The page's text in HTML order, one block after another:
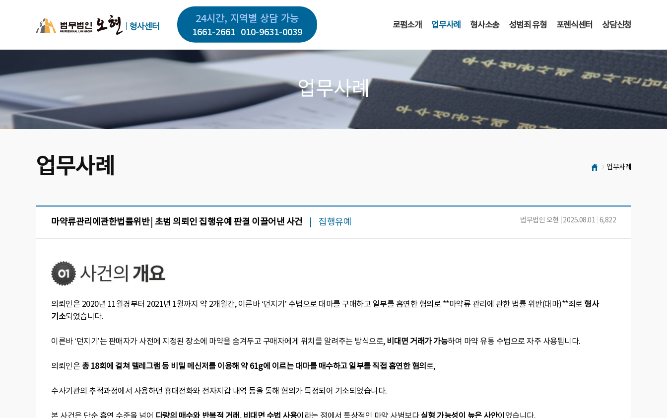
로
뛰
24시간, 지역별 상담 가능
1661-2661 010-9631-0039 로펌소개 업무사례 형사소송 성범죄 유형 포렌식센터 상담신청
업무사례
업무사례 업무사례
법무법인 오현 2025.08.01 6,822
마약류관리에관한법률위반│초범 의뢰인 집행유예 판결 이끌어낸 사건 집행유예
의뢰인은 2020년 11월경부터 2021년 1월까지 약 2개월간, 이른바 ‘던지기’ 수법으로 대마를 구매하고 일부를 흡연한 혐의로 **마약류 관리에 관한 법률 위반(대마)**죄로 형사
기소되었습니다.
이른바 ‘던지기’는 판매자가 사전에 지정된 장소에 마약을 숨겨두고 구매자에게 위치를 알려주는 방식으로, 비대면 거래가 가능하여 마약 유통 수법으로 자주 사용됩니다.
의뢰인은 총 18회에 걸쳐 텔레그램 등 비밀 메신저를 이용해 약 61g에 이르는 대마를 매수하고 일부를 직접 흡연한 혐의 로,
수사기관의 추적과정에서 사용하던 휴대전화와 전자지갑 내역 등을 통해 혐의가 특정되어 기소되었습니다.
본 사건은 단순 흡연 수준을 넘어 다량의 매수와 반복적 거래, 비대면 수법 사용이라는 점에서 통상적인 마약 사범보다실형 가능성이 높은 사안이었습니다.